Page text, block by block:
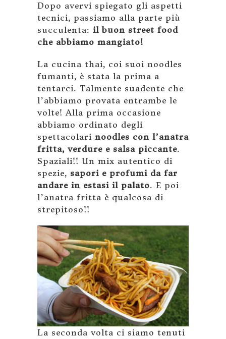
Dopo avervi spiegato gli aspetti
tecnici, passiamo alla parte più
succulenta: il buon street food
che abbiamo mangiato!
La cucina thai, coi suoi noodles
fumanti, è stata la prima a
tentarci. Talmente suadente che
l’abbiamo provata entrambe le
volte! Alla prima occasione
abbiamo ordinato degli
spettacolari noodles con l’anatra
fritta, verdure e salsa piccante.
Spaziali!! Un mix autentico di
spezie, sapori e profumi da far
andare in estasi il palato. E poi
l’anatra fritta è qualcosa di
strepitoso!!
La seconda volta ci siamo tenuti